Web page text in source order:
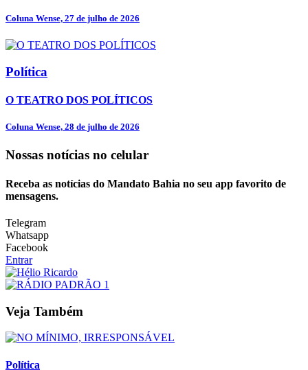
Coluna Wense, 27 de julho de 2026
Política
O TEATRO DOS POLÍTICOS
Coluna Wense, 28 de julho de 2026
Nossas notícias no celular
Receba as notícias do Mandato Bahia no seu app favorito de
mensagens.
Telegram
Whatsapp
Facebook
Entrar
Veja Também
Política